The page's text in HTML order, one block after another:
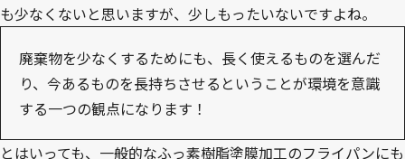
も少なくないと思いますが、少しもったいないですよね。
廃棄物を少なくするためにも、長く使えるものを選んだ
り、今あるものを長持ちさせるということが環境を意識
する一つの観点になります！
とはいっても、一般的なふっ素樹脂塗膜加工のフライパンにも